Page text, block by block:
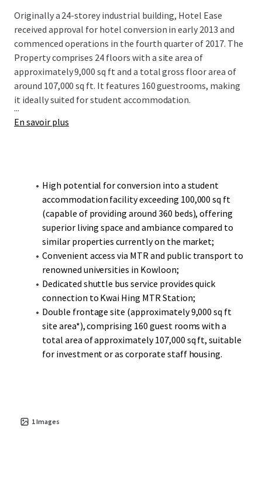
Originally a 24-storey industrial building, Hotel Ease
received approval for hotel conversion in early 2013 and
commenced operations in the fourth quarter of 2017. The
Property comprises 24 floors with a site area of
approximately 9,000 sq ft and a total gross floor area of
around 107,000 sq ft. It features 160 guestrooms, making
it ideally suited for student accommodation.
...
En savoir plus
High potential for conversion into a student
accommodation facility exceeding 100,000 sq ft
(capable of providing around 360 beds), offering
superior living space and ambiance compared to
similar properties currently on the market;
Convenient access via MTR and public transport to
renowned universities in Kowloon;
Dedicated shuttle bus service provides quick
connection to Kwai Hing MTR Station;
Double frontage site (approximately 9,000 sq ft
site area*), comprising 160 guest rooms with a
total area of approximately 107,000 sq ft, suitable
for investment or as corporate staff housing.
1Images